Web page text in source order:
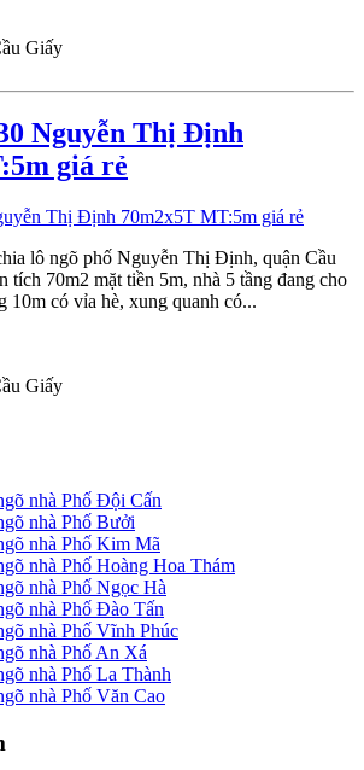
Giấy
Nguyễn Thị Định
giá rẻ
lô ngõ phố Nguyễn Thị Định, quận Cầu
tích 70m2 mặt tiền 5m, nhà 5 tầng đang cho
10m có vỉa hè, xung quanh có...
Giấy
nhà Phố Đội Cấn
nhà Phố Bưởi
nhà Phố Kim Mã
nhà Phố Hoàng Hoa Thám
nhà Phố Ngọc Hà
nhà Phố Đào Tấn
nhà Phố Vĩnh Phúc
nhà Phố An Xá
nhà Phố La Thành
nhà Phố Văn Cao